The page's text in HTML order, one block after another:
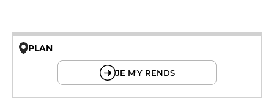
PLAN
JE M'Y RENDS